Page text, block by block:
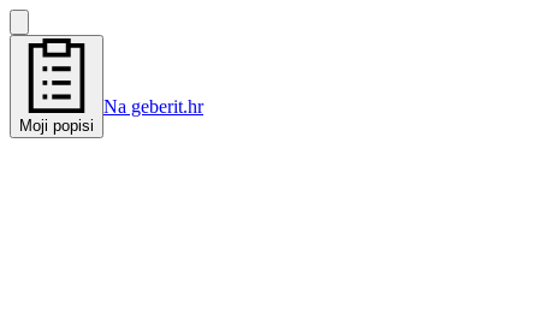
Moji popisi
Na geberit.hr